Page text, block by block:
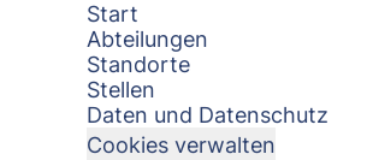
Start
Abteilungen
Standorte
Stellen
Daten und Datenschutz
Cookies verwalten